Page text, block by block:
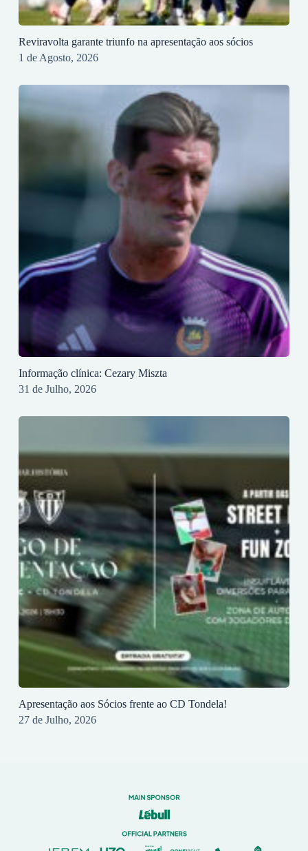
Reviravolta garante triunfo na apresentação aos sócios
1 de Agosto, 2026
Informação clínica: Cezary Miszta
31 de Julho, 2026
Apresentação aos Sócios frente ao CD Tondela!
27 de Julho, 2026